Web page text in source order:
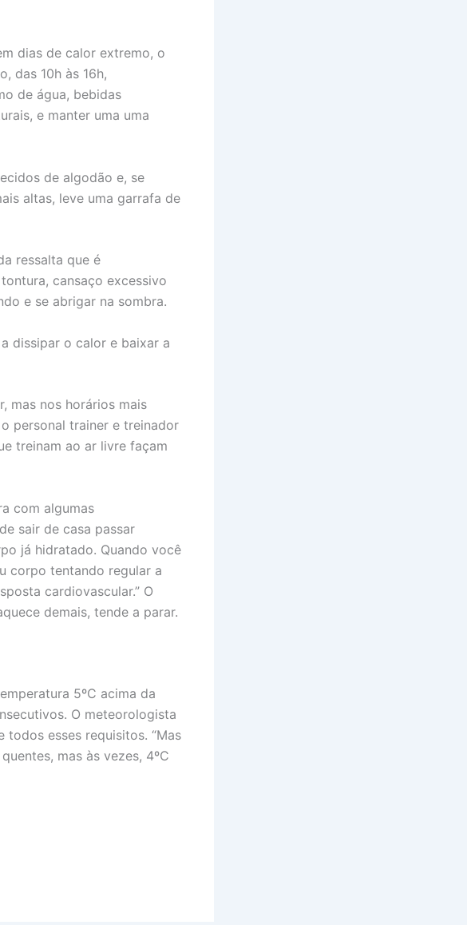
dias de calor extremo, o
das 10h às 16h,
de água, bebidas
e manter uma uma
de algodão e, se
altas, leve uma garrafa de
ressalta que é
cansaço excessivo
e se abrigar na sombra.
dissipar o calor e baixar a
mas nos horários mais
personal trainer e treinador
treinam ao ar livre façam
com algumas
sair de casa passar
já hidratado. Quando você
corpo tentando regular a
cardiovascular.” O
demais, tende a parar.
5ºC acima da
O meteorologista
todos esses requisitos. “Mas
mas às vezes, 4ºC